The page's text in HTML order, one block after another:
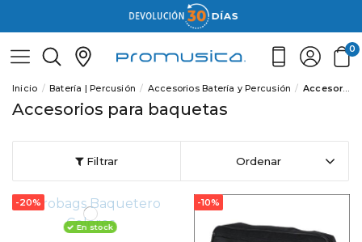
0
Inicio Batería | Percusión Accesorios Batería y Percusión Accesorios para baquetas
Accesorios para baquetas
Filtrar Ordenar
-20%
En stock
-10%